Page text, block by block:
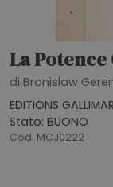
La Potence
di Bronislaw
EDITIONS
Stato: BUONO
Cod. MCJ0222